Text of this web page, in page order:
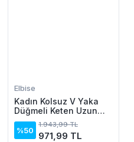
Elbise
Kadın Kolsuz V Yaka
Düğmeli Keten Uzun
Elbise
%50
1.943,99 TL
971,99 TL